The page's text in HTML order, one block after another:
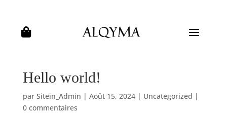

Hello world!
par Sitein_Admin | Août 15, 2024| Uncategorized |
0 commentaires